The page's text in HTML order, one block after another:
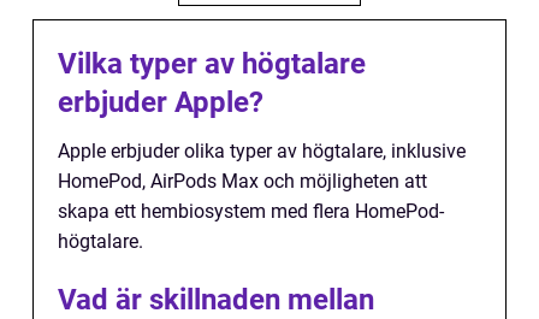
Vilka typer av högtalare
erbjuder Apple?
Apple erbjuder olika typer av högtalare, inklusive
HomePod, AirPods Max och möjligheten att
skapa ett hembiosystem med flera HomePod-
högtalare.
Vad är skillnaden mellan